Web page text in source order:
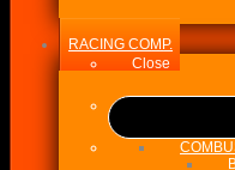
RACING COMP.
Close